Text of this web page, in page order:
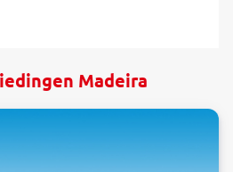
naar Madeira een
de buurt van het hoofdeiland
zandstranden. Er valt
een vakantie in Madeira: het
door middel- en
Madeira